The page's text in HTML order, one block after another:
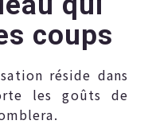
coups
réside dans
les goûts de